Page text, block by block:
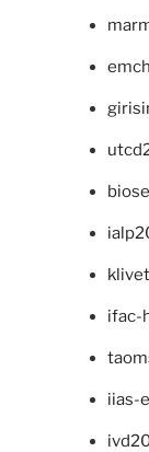
ifac-
iias-